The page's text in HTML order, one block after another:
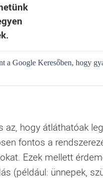
a Google Keresőben, hogy
hogy átláthatóak
fontos a
Ezek mellett
(például: ünnepek,